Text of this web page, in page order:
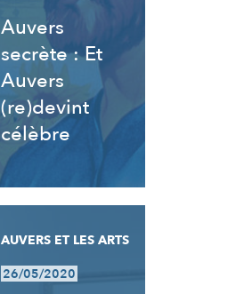
Auvers
secrète : Et
Auvers
(re)devint
célèbre
AUVERS ET LES ARTS
26/05/2020